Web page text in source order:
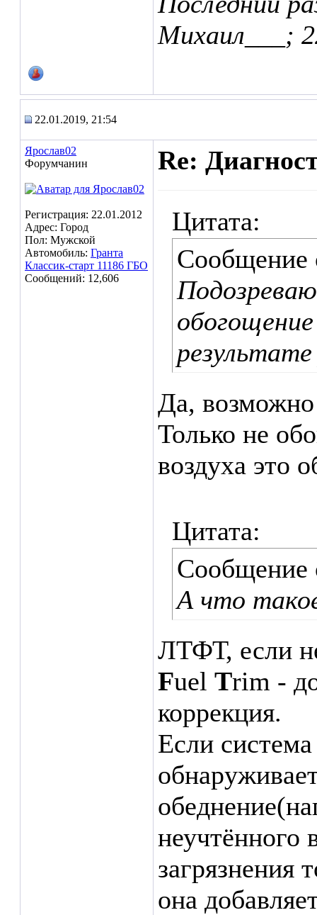
Михаил___;
22.01.2019, 21:54
Ярослав02
Форумчанин
Регистрация: 22.01.2012
Адрес: Город
Пол: Мужской
Автомобиль: Гранта
Классик-старт 11186 ГБО
Сообщений: 12,606
Re:
Цитата:
Сообщение
Да,
Только не
воздуха это
Цитата:
Сообщение
А что
ЛТФТ, если
Fuel Trim -
коррекция.
Если
неучтённого
загрязнения
она